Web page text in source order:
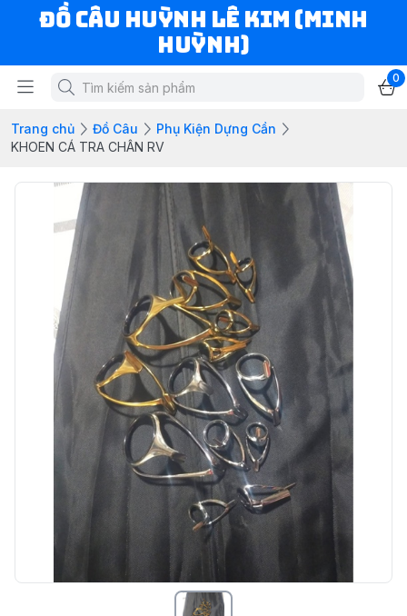
ĐỒ CÂU HUỲNH LÊ KIM (MINH
HUỲNH)
0
Trang chủ Đồ Câu
Phụ Kiện Dựng Cần
KHOEN CÁ TRA CHÂN RV